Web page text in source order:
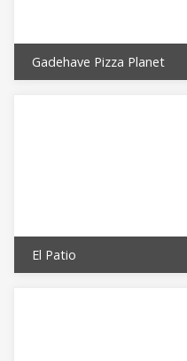
Gadehave Pizza Planet
El Patio